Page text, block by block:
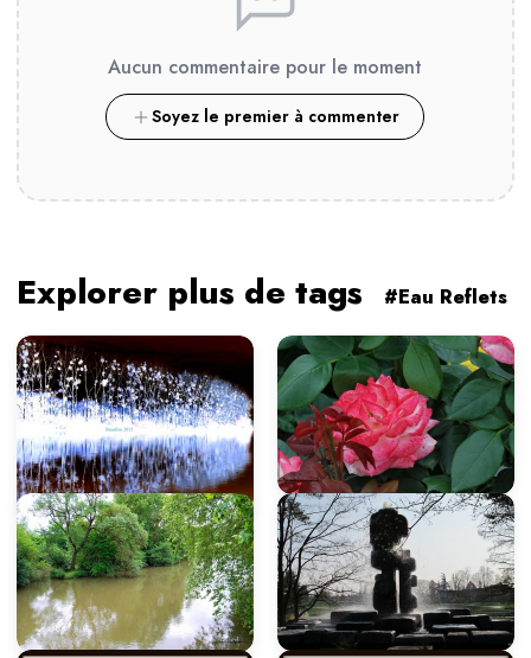
Aucun commentaire pour le moment
Soyez le premier à commenter
Explorer plus de tags #Eau Reflets